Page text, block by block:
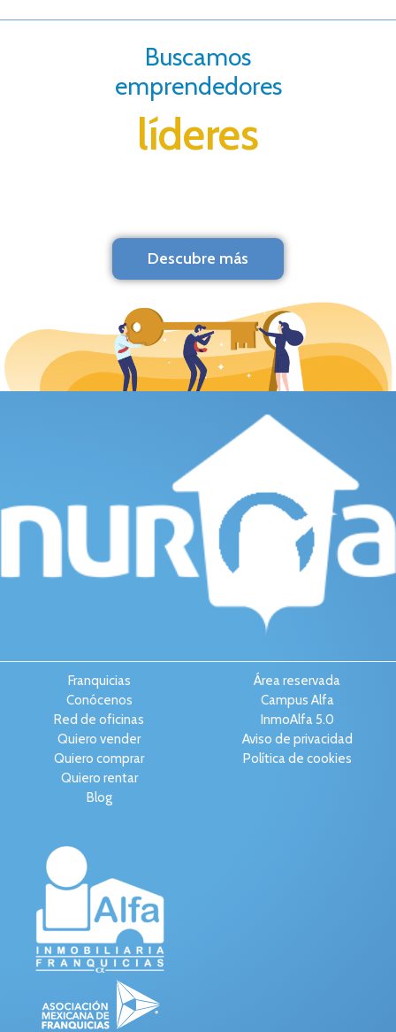
Buscamos
emprendedores
líderes
Descubre más
Franquicias
Conócenos
Red de oficinas
Quiero vender
Quiero comprar
Quiero rentar
Blog
Área reservada
Campus Alfa
InmoAlfa 5.0
Aviso de privacidad
Política de cookies